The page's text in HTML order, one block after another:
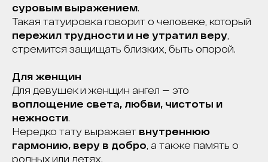
суровым выражением.
Такая татуировка говорит о человеке, который
пережил трудности и не утратил веру
стремится защищать близких, быть опорой.
Для женщин
Для девушек и женщин ангел — это
воплощение света, любви, чистоты и
нежности.
Нередко тату выражает внутреннюю
гармонию, веру в добро , а также память о
родных или детях.